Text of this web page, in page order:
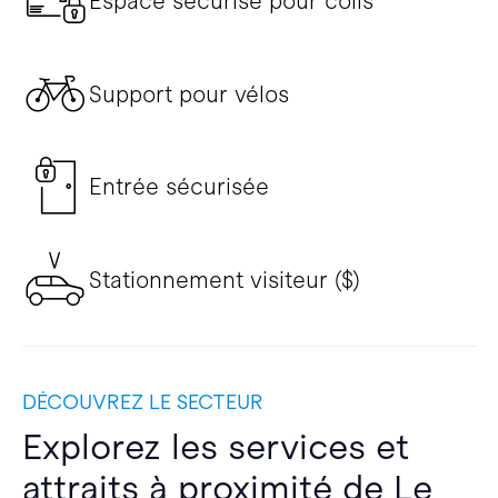
Support pour vélos
Entrée sécurisée
Stationnement visiteur ($)
DÉCOUVREZ LE SECTEUR
Explorez les services et
attraits à proximité de Le